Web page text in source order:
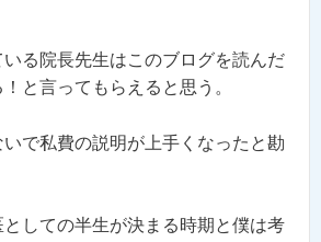
る院長先生はこのブログを読んだ
と言ってもらえると思う。
で私費の説明が上手くなったと勘
しての半生が決まる時期と僕は考